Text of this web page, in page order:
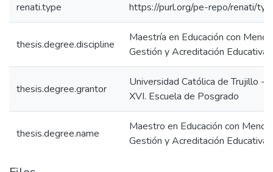
renati.type https://purl.org/pe-repo/renati/
thesis.degree.discipline
Maestría en Educación con
Gestión y Acreditación Educativa
thesis.degree.grantor
Universidad Católica de Trujillo -
XVI. Escuela de Posgrado
thesis.degree.name
Maestro en Educación con
Gestión y Acreditación Educativa